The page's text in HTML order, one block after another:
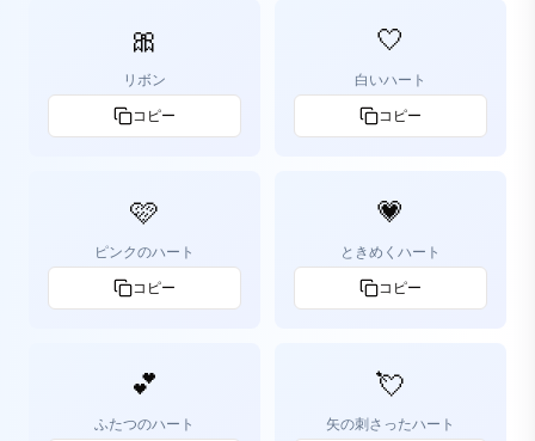
🎀
リボン
コピー
🤍
白いハート
コピー
🩷
ピンクのハート
コピー
💗
ときめくハート
コピー
💕
ふたつのハート
💘
矢の刺さったハート